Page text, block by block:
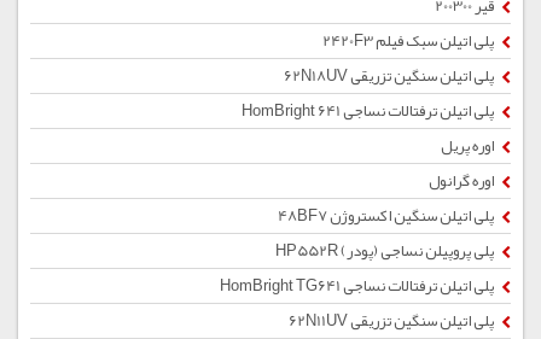
پلی اتیلن سبک فیلم 2420F3
پلی اتیلن سنگین تزریقی 62N18UV
پلی اتیلن ترفتالات نساجی HomBright 641
اوره پریل
اوره گرانول
پلی اتیلن سنگین اکستروژن 48BF7
پلی پروپیلن نساجی (پودر) HP552R
پلی اتیلن ترفتالات نساجی HomBright TG641
پلی اتیلن سنگین تزریقی 62N11UV